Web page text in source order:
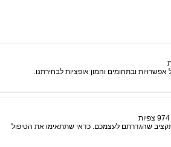
ובתחומים והמון אופציות לבחירתנו.
974 צפיות
שהגדרתם לעצמכם. כדאי שתתאימו את הטיפול